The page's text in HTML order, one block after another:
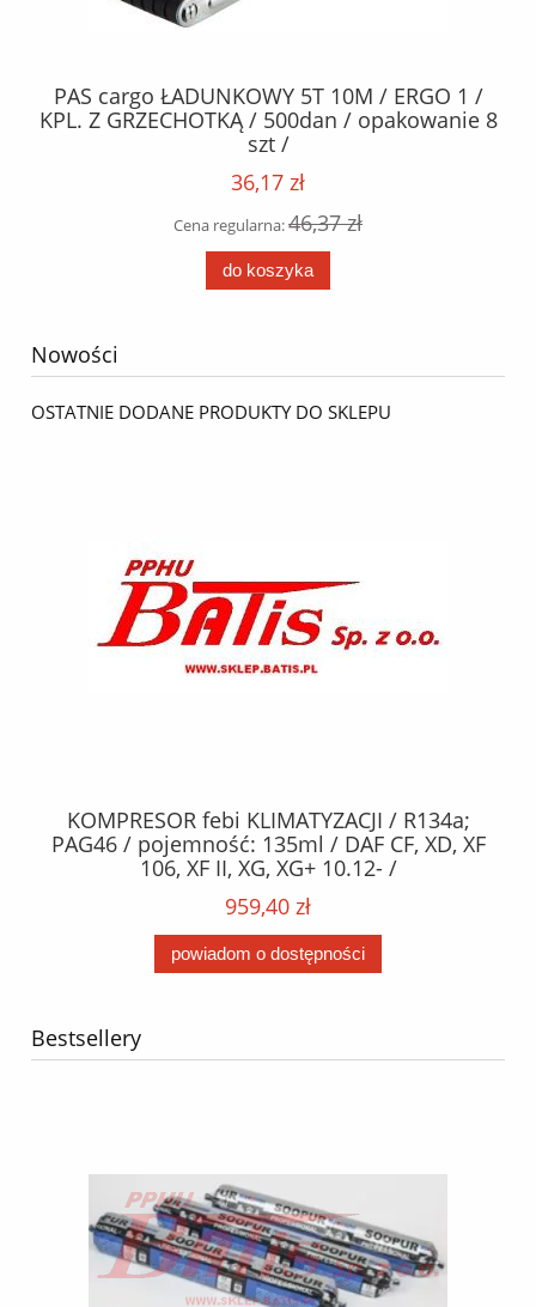
PAS cargo ŁADUNKOWY 5T 10M / ERGO 1 /
KPL. Z GRZECHOTKĄ / 500dan / opakowanie 8
szt /
36,17 zł
Cena regularna:46,37 zł
do koszyka
Nowości
OSTATNIE DODANE PRODUKTY DO SKLEPU
KOMPRESOR febi KLIMATYZACJI / R134a;
PAG46 / pojemność: 135ml / DAF CF, XD, XF
106, XF II, XG, XG+ 10.12- /
959,40 zł
powiadom o dostępności
Bestsellery